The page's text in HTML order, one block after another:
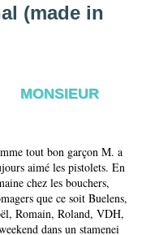
(made in
MONSIEUR
tout bon garçon M. a
aimé les pistolets. En
chez les bouchers,
que ce soit Buelens,
Romain, Roland, VDH,
dans un stamenei